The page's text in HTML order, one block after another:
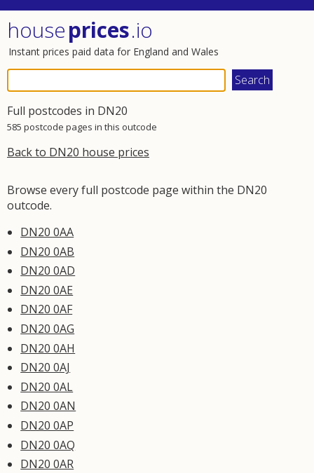
houseprices.io
Instant prices paid data for England and Wales
Full postcodes in DN20
585 postcode pages in this outcode
Back to DN20 house prices
Browse every full postcode page within the DN20
outcode.
DN20 0AA
DN20 0AB
DN20 0AD
DN20 0AE
DN20 0AF
DN20 0AG
DN20 0AH
DN20 0AJ
DN20 0AL
DN20 0AN
DN20 0AP
DN20 0AQ
DN20 0AR